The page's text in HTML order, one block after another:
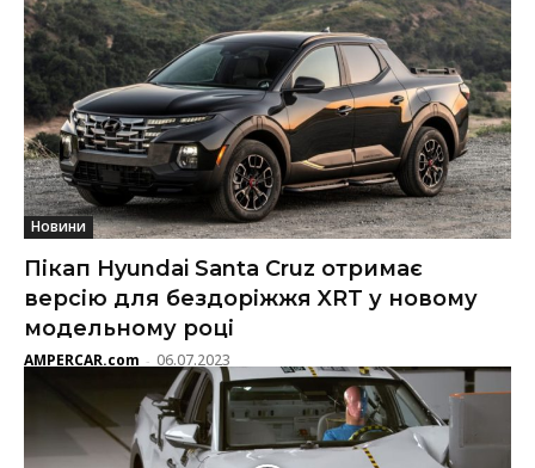
Новини
Пікап Hyundai Santa Cruz отримає
версію для бездоріжжя XRT у новому
модельному році
AMPERCAR.com - 06.07.2023